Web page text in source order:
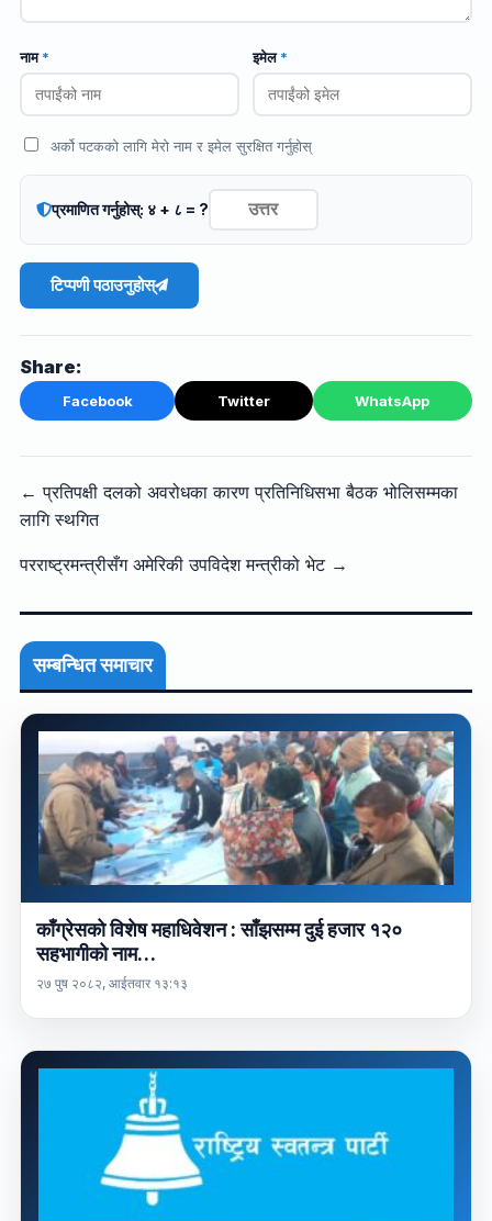
नाम* इमेल*
अर्को पटकको लागि मेरो नाम र इमेल सुरक्षित गर्नुहोस्
प्रमाणित गर्नुहोस्: ४ + ८ = ?
टिप्पणी पठाउनुहोस्
Share:
Facebook Twitter WhatsApp
← प्रतिपक्षी दलको अवरोधका कारण प्रतिनिधिसभा बैठक भोलिसम्मका
लागि स्थगित
परराष्ट्रमन्त्रीसँग अमेरिकी उपविदेश मन्त्रीको भेट →
सम्बन्धित समाचार
काँग्रेसको विशेष महाधिवेशन : साँझसम्म दुई हजार १२०
सहभागीको नाम…
२७ पुष २०८२, आईतवार १३:१३